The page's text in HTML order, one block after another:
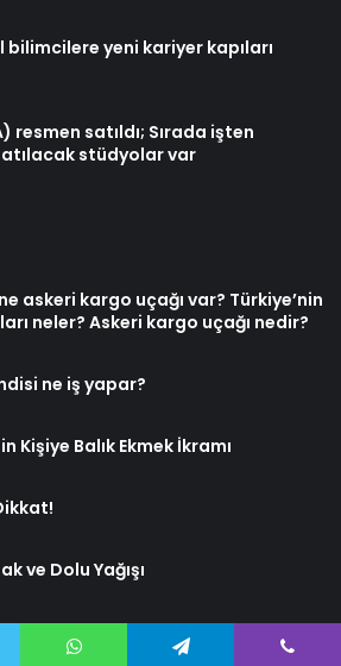
bilimcilere yeni kariyer kapıları
resmen satıldı; Sırada işten
stüdyolar var
askeri kargo uçağı var? Türkiye’nin
neler? Askeri kargo uçağı nedir?
ne iş yapar?
Kişiye Balık Ekmek İkramı
ve Dolu Yağışı